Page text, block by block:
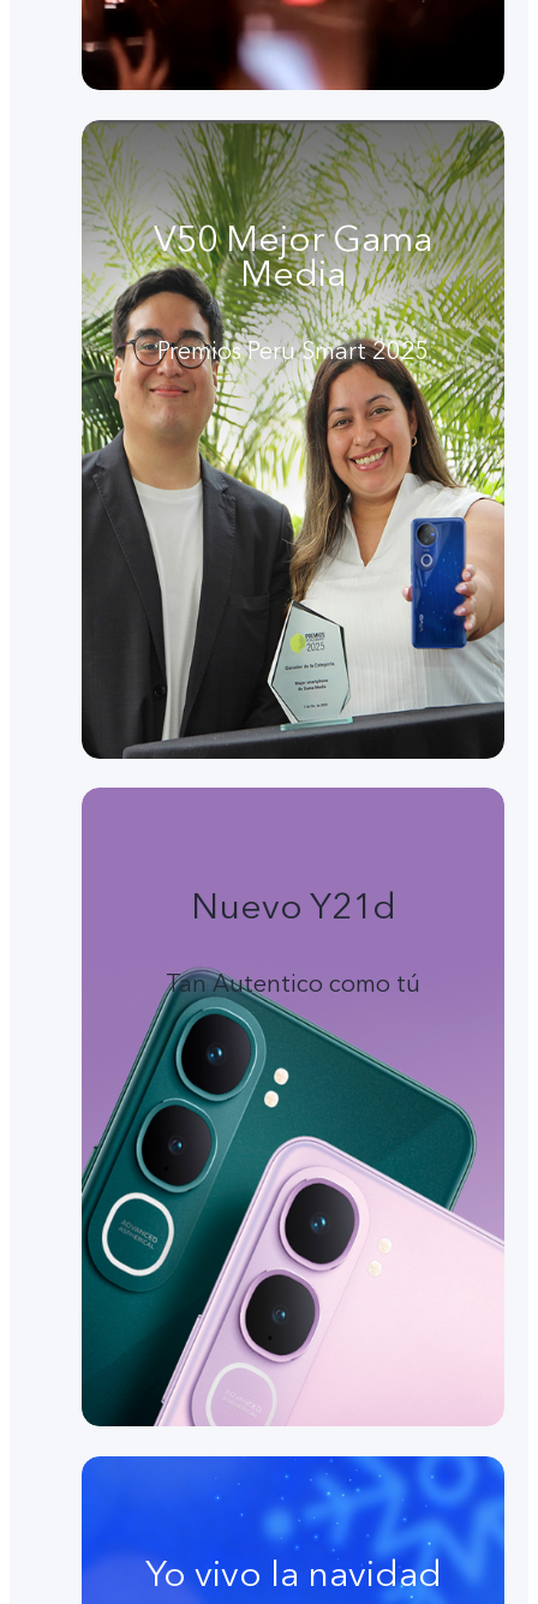
V50 Mejor Gama
Media
Premios Peru Smart 2025
Nuevo Y21d
Tan Autentico como tú
Yo vivo la navidad